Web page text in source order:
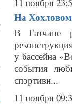
11 ноября
На Хохловом
В Гатчине
у бассейна
события
спортивн...
11 ноября